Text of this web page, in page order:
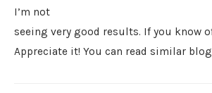
I’m not
seeing very good results. If you know
Appreciate it! You can read similar blog